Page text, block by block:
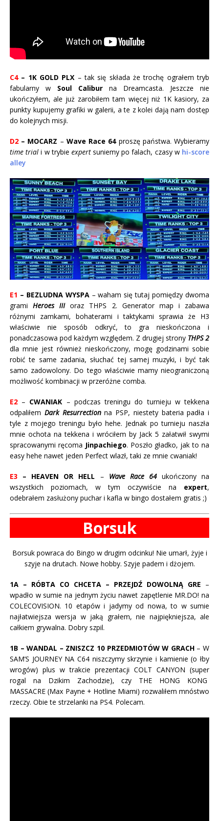
C4 – 1K GOLD PLX – tak się składa że trochę ograłem tryb
fabularny w Soul Calibur na Dreamcasta. Jeszcze nie
ukończyłem, ale już zarobiłem tam więcej niż 1K kasiory, za
punkty kupujemy grafiki w galerii, a te z kolei dają nam dostęp
do kolejnych misji.
D2 – MOCARZ – Wave Race 64proszę państwa. Wybieramy
time trial i w trybie expertsuniemy po falach, czasy whi-score
alley
E1 – BEZLUDNA WYSPA– waham się tutaj pomiędzy dwoma
gramiHeroes IIIoraz THPS 2. Generator map i zabawa
różnymi zamkami, bohaterami i taktykami sprawia że H3
właściwie nie sposób odkryć, to gra nieskończona i
ponadczasowa pod każdym względem. Z drugiej strony THPS 2
dla mnie jest również nieskończony, mogę godzinami sobie
robić te same zadania, słuchać tej samej muzyki, i być tak
samo zadowolony. Do tego właściwie mamy nieograniczoną
możliwość kombinacji w przeróżne comba.
E2 – CWANIAK – podczas treningu do turnieju w tekkena
odpaliłem Dark Resurrectionna PSP, niestety bateria padła i
tyle z mojego treningu było hehe. Jednak po turnieju naszła
mnie ochota na tekkena i wróciłem by Jack 5 załatwił swymi
spracowanymi ręcoma Jinpachiego. Poszło gładko, jak to na
easy hehe nawet jeden Perfect wlazł, taki ze mnie cwaniak!
E3 – HEAVEN OR HELL – Wave Race 64 ukończony na
wszystkich poziomach, w tym oczywiście na expert,
odebrałem zasłużony puchar i kafla w bingo dostałem gratis ;)
Borsuk
Borsuk powraca do Bingo w drugim odcinku! Nie umarł, żyje i
szyje na drutach. Nowe hobby. Szyje padem i dżojem.
1A – RÓBTA CO CHCETA – PRZEJDŹ DOWOLNĄ GRE –
wpadło w sumie na jednym życiu nawet zapętlenie MR.DO! na
COLECOVISION. 10 etapów i jadymy od nowa, to w sumie
najłatwiejsza wersja w jaką grałem, nie najpiękniejsza, ale
całkiem grywalna. Dobry szpil.
1B – WANDAL – ZNISZCZ 10 PRZEDMIOTÓW W GRACH– W
SAM’S JOURNEY NA C64 niszczymy skrzynie i kamienie (o łby
wrogów) plus w trakcie prezentacji COLT CANYON (super
rogal na Dzikim Zachodzie), czy THE HONG KONG
MASSACRE (Max Payne + Hotline Miami) rozwaliłem mnóstwo
rzeczy. Obie te strzelanki na PS4. Polecam.